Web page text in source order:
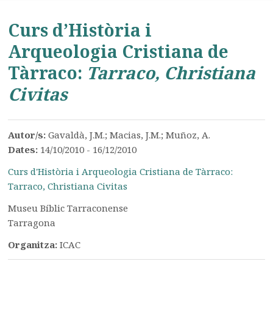
Curs d’Història i
Arqueologia Cristiana de
Tàrraco: Tarraco, Christiana
Civitas
Autor/s:Gavaldà, J.M.; Macias, J.M.; Muñoz, A.
Dates: 14/10/2010 - 16/12/2010
Curs d'Història i Arqueologia Cristiana de Tàrraco:
Tarraco, Christiana Civitas
Museu Bíblic Tarraconense
Tarragona
Organitza:ICAC